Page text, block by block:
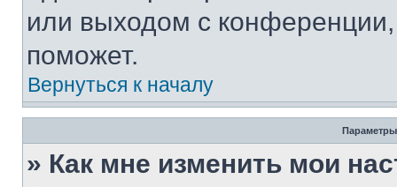
или выходом с
поможет.
Вернуться к началу
Параметры
» Как мне изменить мои